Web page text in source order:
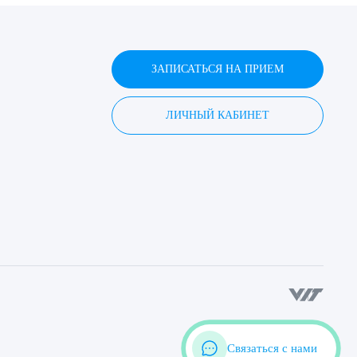
ЗАПИСАТЬСЯ НА ПРИЕМ
ЛИЧНЫЙ КАБИНЕТ
Связаться с нами